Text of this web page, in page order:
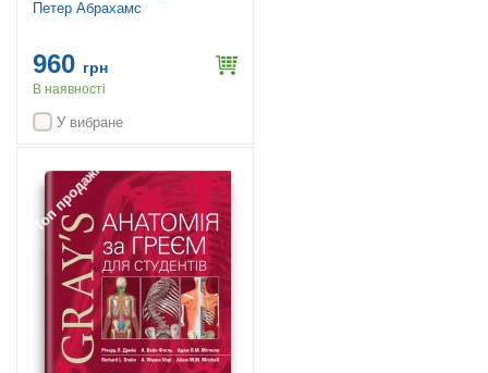
Петер Абрахамс
960 грн
В наявності
У вибране
Топ продажів